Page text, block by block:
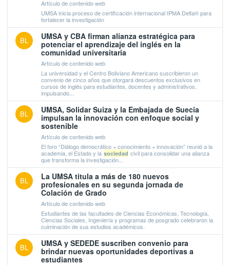
Artículo de contenido web
UMSA inicia proceso de certificación internacional IPMA Delta® para
fortalecer la investigación
BL
UMSA y CBA firman alianza estratégica para
potenciar el aprendizaje del inglés en la
comunidad universitaria
Artículo de contenido web
La universidad y el Centro Boliviano Americano suscribieron un
convenio de cinco años que otorgará descuentos exclusivos en
cursos de inglés para estudiantes, docentes y administrativos,
impulsando...
BL
UMSA, Solidar Suiza y la Embajada de Suecia
impulsan la innovación con enfoque social y
sostenible
Artículo de contenido web
El foro “Diálogo democrático + conocimiento + innovación” reunió a la
academia, el Estado y la sociedad civil para consolidar una alianza
que transforma la investigación...
BL
La UMSA titula a más de 180 nuevos
profesionales en su segunda jornada de
Colación de Grado
Artículo de contenido web
Estudiantes de las facultades de Ciencias Económicas, Tecnología,
Ciencias Sociales, Ingeniería y programas de posgrado celebraron la
culminación de sus estudios académicos.
BL
UMSA y SEDEDE suscriben convenio para
brindar nuevas oportunidades deportivas a
estudiantes